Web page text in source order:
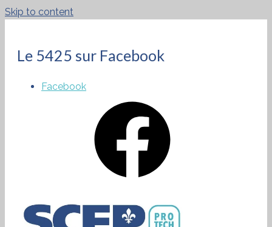
Skip to content
Le 5425 sur Facebook
Facebook